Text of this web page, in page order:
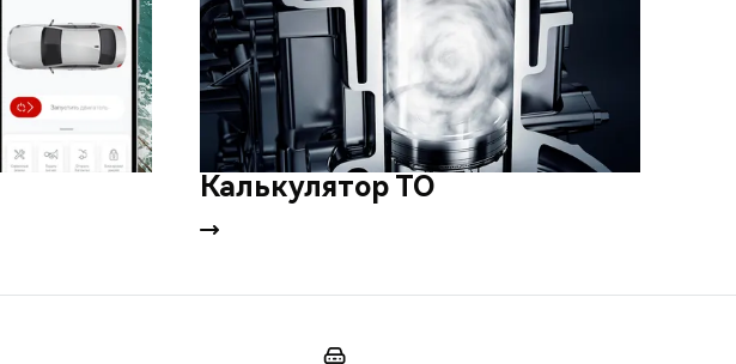
Калькулятор ТО